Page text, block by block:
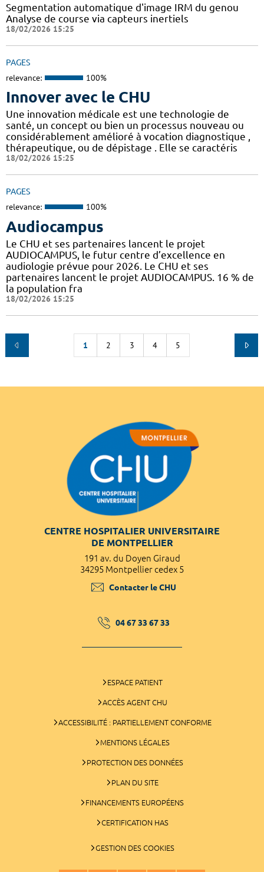
Segmentation automatique d'image IRM du genou
Analyse de course via capteurs inertiels
18/02/2026 15:25
PAGES
relevance: 100%
Innover avec le CHU
Une innovation médicale est une technologie de
santé, un concept ou bien un processus nouveau ou
considérablement amélioré à vocation diagnostique ,
thérapeutique, ou de dépistage . Elle se caractéris
18/02/2026 15:25
PAGES
relevance: 100%
Audiocampus
Le CHU et ses partenaires lancent le projet
AUDIOCAMPUS, le futur centre d’excellence en
audiologie prévue pour 2026. Le CHU et ses
partenaires lancent le projet AUDIOCAMPUS. 16 % de
la population fra
18/02/2026 15:25
1 2 3 4 5
CENTRE HOSPITALIER UNIVERSITAIRE
DE MONTPELLIER
191 av. du Doyen Giraud
34295 Montpellier cedex 5
Contacter le CHU
04 67 33 67 33
ESPACE PATIENT
ACCÈS AGENT CHU
ACCESSIBILITÉ : PARTIELLEMENT CONFORME
MENTIONS LÉGALES
PROTECTION DES DONNÉES
PLAN DU SITE
FINANCEMENTS EUROPÉENS
CERTIFICATION HAS
GESTION DES COOKIES